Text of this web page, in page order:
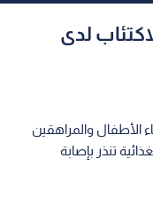
لدى
‫الأطفال والمراهقين
تنذر‬ ‫بإصابة